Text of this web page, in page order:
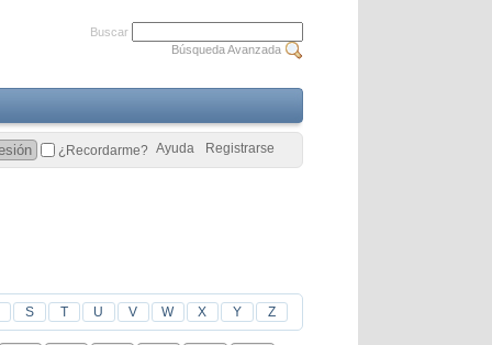
S T U V W X Y Z
Buscar
Búsqueda Avanzada
Registrarse
Ayuda
¿Recordarme?